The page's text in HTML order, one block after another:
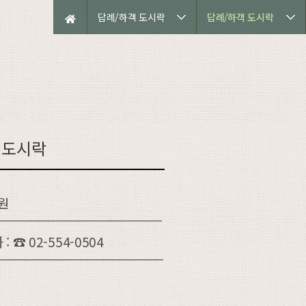
답례/하객 도시락 답례/하객 도시락
시락
: ☎ 02-554-0504